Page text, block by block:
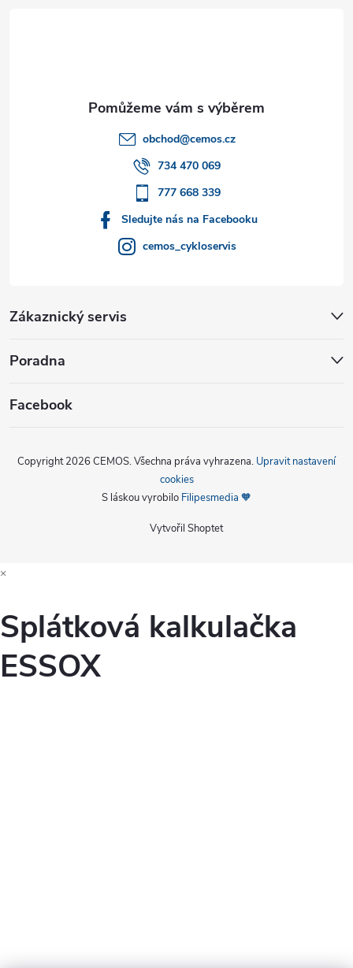
obchod@cemos.cz
734 470 069
777 668 339
Sledujte nás na Facebooku
cemos_cykloservis
Zákaznický servis
Poradna
Facebook
Vytvořil Shoptet
Copyright 2026 CEMOS. Všechna práva vyhrazena. Upravit nastavení
cookies
S láskou vyrobilo Filipesmedia 🧡
×
Splátková kalkulačka
ESSOX